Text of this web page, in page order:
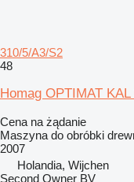
310/5/A3/S2
48
Homag OPTIMAT
Cena na żądanie
Maszyna do obróbki
2007
Holandia, Wijchen
Second Owner BV